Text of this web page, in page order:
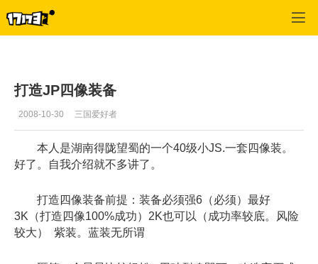
打造JP四像装备
2008-10-30 三国爱好者
本人是湖南得陇望蜀的一个40级小JS.一套四像装。
好了。自我介绍就不多讲了。
打造四像装备前提：装备必须强6（必须）最好
3K（打造四像100%成功）2K也可以（成功率较底。风险
较大） 紫装。蓝装无所谓